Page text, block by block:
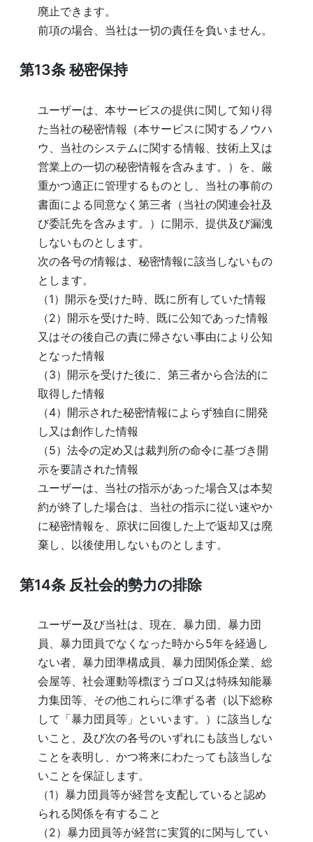
廃止できます。
前項の場合、当社は一切の責任を負いません。
第13条 秘密保持
ユーザーは、本サービスの提供に関して知り得
た当社の秘密情報（本サービスに関するノウハ
ウ、当社のシステムに関する情報、技術上又は
営業上の一切の秘密情報を含みます。）を、厳
重かつ適正に管理するものとし、当社の事前の
書面による同意なく第三者（当社の関連会社及
び委託先を含みます。）に開示、提供及び漏洩
しないものとします。
次の各号の情報は、秘密情報に該当しないもの
とします。
（1）開示を受けた時、既に所有していた情報
（2）開示を受けた時、既に公知であった情報
又はその後自己の責に帰さない事由により公知
となった情報
（3）開示を受けた後に、第三者から合法的に
取得した情報
（4）開示された秘密情報によらず独自に開発
し又は創作した情報
（5）法令の定め又は裁判所の命令に基づき開
示を要請された情報
ユーザーは、当社の指示があった場合又は本契
約が終了した場合は、当社の指示に従い速やか
に秘密情報を、原状に回復した上で返却又は廃
棄し、以後使用しないものとします。
第14条 反社会的勢力の排除
ユーザー及び当社は、現在、暴力団、暴力団
員、暴力団員でなくなった時から5年を経過し
ない者、暴力団準構成員、暴力団関係企業、総
会屋等、社会運動等標ぼうゴロ又は特殊知能暴
力集団等、その他これらに準ずる者（以下総称
して「暴力団員等」といいます。）に該当しな
いこと、及び次の各号のいずれにも該当しない
ことを表明し、かつ将来にわたっても該当しな
いことを保証します。
（1）暴力団員等が経営を支配していると認め
られる関係を有すること
（2）暴力団員等が経営に実質的に関与してい